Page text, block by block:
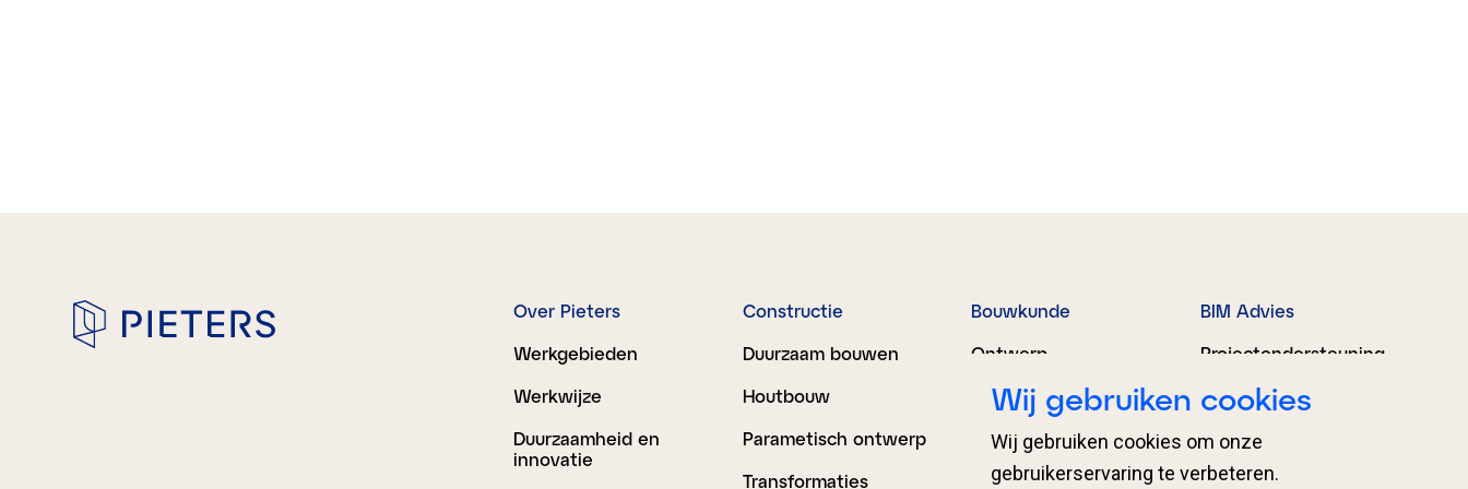
Wij gebruiken cookies
Wij gebruiken cookies om onze
gebruikerservaring te verbeteren.
Over Pieters
Werkgebieden
Werkwijze
Duurzaamheid en
innovatie
Constructie
Duurzaam bouwen
Houtbouw
Parametisch ontwerp
Transformaties
Bouwkunde
Ontwerp
Engineering
Proces­begeleiding
Expertises
BIM Advies
Projectondersteuning
Organisatieondersteu
ning
coördinatie